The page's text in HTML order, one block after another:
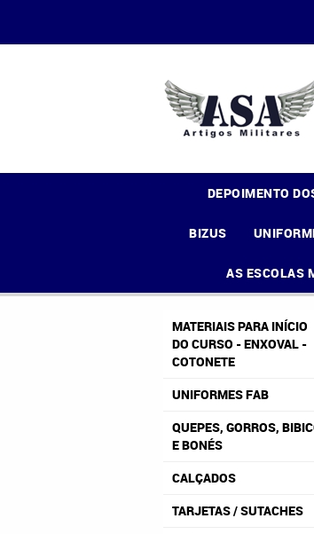
DEPOIMENTO
BIZUS
AS ESCOLAS
MATERIAIS PARA INÍCIO
DO CURSO - ENXOVAL -
COTONETE
UNIFORMES FAB
QUEPES, GORROS,
E BONÉS
CALÇADOS
TARJETAS / SUTACHES